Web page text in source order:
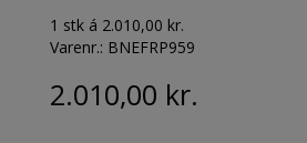
1 stk á 2.010,00 kr.
Varenr.: BNEFRP959
2.010,00 kr.